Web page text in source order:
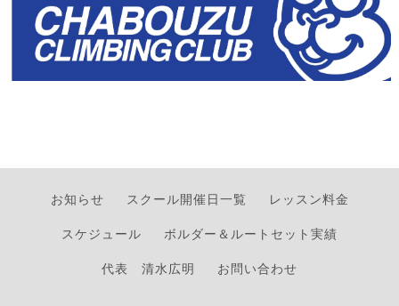
お知らせ スクール開催日一覧
レッスン料金
スケジュール
ボルダー＆ルートセット実績
代表 清水広明
お問い合わせ